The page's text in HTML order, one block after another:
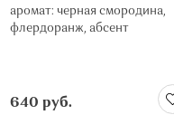
аромат: черная смородина,
флердоранж, абсент
640 руб.